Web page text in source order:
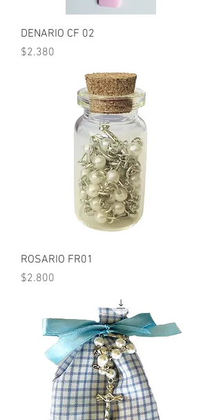
DENARIO CF 02
Precio
$2.380
ROSARIO FR01
Precio
$2.800